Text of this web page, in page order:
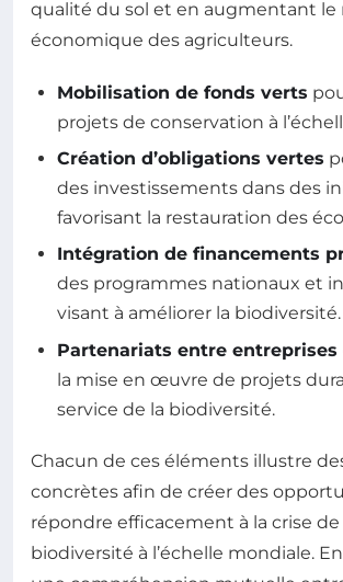
qualité du sol et en augmentant
économique des agriculteurs.
Mobilisation de fonds verts
projets de conservation à
Création d’obligations vertes
des investissements dans des
favorisant la restauration des
Intégration de financements
des programmes nationaux et
visant à améliorer la biodiversité.
Partenariats entre entreprises
la mise en œuvre de projets
service de la biodiversité.
Chacun de ces éléments illustre
concrètes afin de créer des
répondre efficacement à la crise de
biodiversité à l’échelle mondiale.